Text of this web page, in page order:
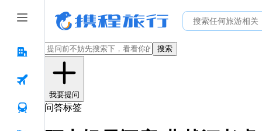
搜索
我要提问
问答标签